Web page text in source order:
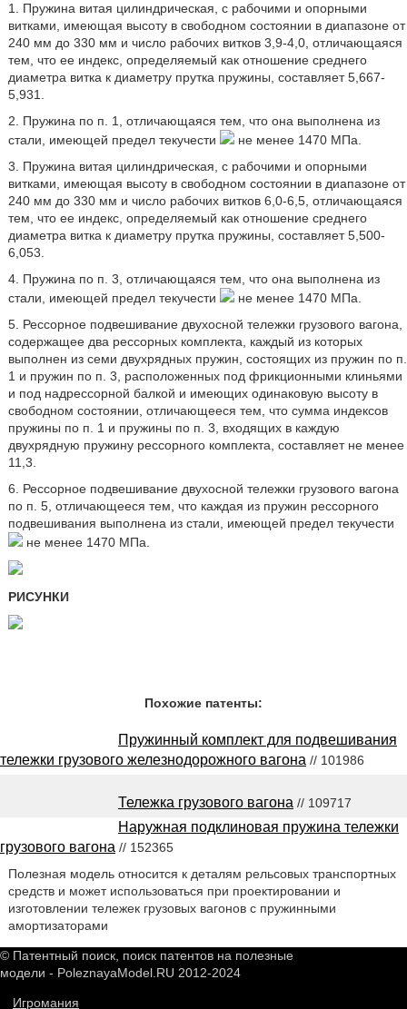
1. Пружина витая цилиндрическая, с рабочими и опорными
витками, имеющая высоту в свободном состоянии в диапазоне от
240 мм до 330 мм и число рабочих витков 3,9-4,0, отличающаяся
тем, что ее индекс, определяемый как отношение среднего
диаметра витка к диаметру прутка пружины, составляет 5,667-
5,931.
2. Пружина по п. 1, отличающаяся тем, что она выполнена из
стали, имеющей предел текучести
не менее 1470 МПа.
3. Пружина витая цилиндрическая, с рабочими и опорными
витками, имеющая высоту в свободном состоянии в диапазоне от
240 мм до 330 мм и число рабочих витков 6,0-6,5, отличающаяся
тем, что ее индекс, определяемый как отношение среднего
диаметра витка к диаметру прутка пружины, составляет 5,500-
6,053.
4. Пружина по п. 3, отличающаяся тем, что она выполнена из
стали, имеющей предел текучести
не менее 1470 МПа.
5. Рессорное подвешивание двухосной тележки грузового вагона,
содержащее два рессорных комплекта, каждый из которых
выполнен из семи двухрядных пружин, состоящих из пружин по п.
1 и пружин по п. 3, расположенных под фрикционными клиньями
и под надрессорной балкой и имеющих одинаковую высоту в
свободном состоянии, отличающееся тем, что сумма индексов
пружины по п. 1 и пружины по п. 3, входящих в каждую
двухрядную пружину рессорного комплекта, составляет не менее
11,3.
6. Рессорное подвешивание двухосной тележки грузового вагона
по п. 5, отличающееся тем, что каждая из пружин рессорного
подвешивания выполнена из стали, имеющей предел текучести
не менее 1470 МПа.
РИСУНКИ
Похожие патенты:
Пружинный комплект для подвешивания
тележки грузового железнодорожного вагона // 101986
Тележка грузового вагона // 109717
Наружная подклиновая пружина тележки
грузового вагона // 152365
Полезная модель относится к деталям рельсовых транспортных
средств и может использоваться при проектировании и
изготовлении тележек грузовых вагонов с пружинными
амортизаторами
© Патентный поиск, поиск патентов на полезные
модели - PoleznayaModel.RU 2012-2024
Игромания